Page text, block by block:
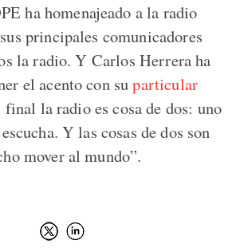
ha homenajeado a la radio
principales comunicadores
la radio. Y Carlos Herrera ha
el acento con suparticular
final la radio es cosa de dos: uno
Y las cosas de dos son
mover al mundo”.